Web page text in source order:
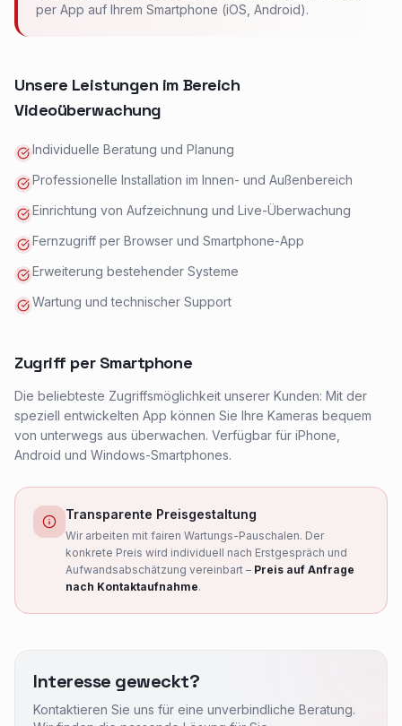
per App auf Ihrem Smartphone (iOS, Android).
Unsere Leistungen im Bereich
Videoüberwachung
Individuelle Beratung und Planung
Professionelle Installation im Innen- und Außenbereich
Einrichtung von Aufzeichnung und Live-Überwachung
Fernzugriff per Browser und Smartphone-App
Erweiterung bestehender Systeme
Wartung und technischer Support
Zugriff per Smartphone
Die beliebteste Zugriffsmöglichkeit unserer Kunden: Mit der
speziell entwickelten App können Sie Ihre Kameras bequem
von unterwegs aus überwachen. Verfügbar für iPhone,
Android und Windows-Smartphones.
Videoüberwachung Graz – IP-Kamera Installation
MB Pro IT installiert professionelle
Überwachungskamera Systeme Graz
IP Kamera Installation Graz, Überwachungskamera
Marken und Systeme
Hikvision Installation Graz, Dahua Kamerasystem,
Transparente Preisgestaltung
Wir arbeiten mit fairen Wartungs-Pauschalen. Der
konkrete Preis wird individuell nach Erstgespräch und
Aufwandsabschätzung vereinbart – Preis auf Anfrage
nach Kontaktaufnahme.
Interesse geweckt?
Kontaktieren Sie uns für eine unverbindliche Beratung.